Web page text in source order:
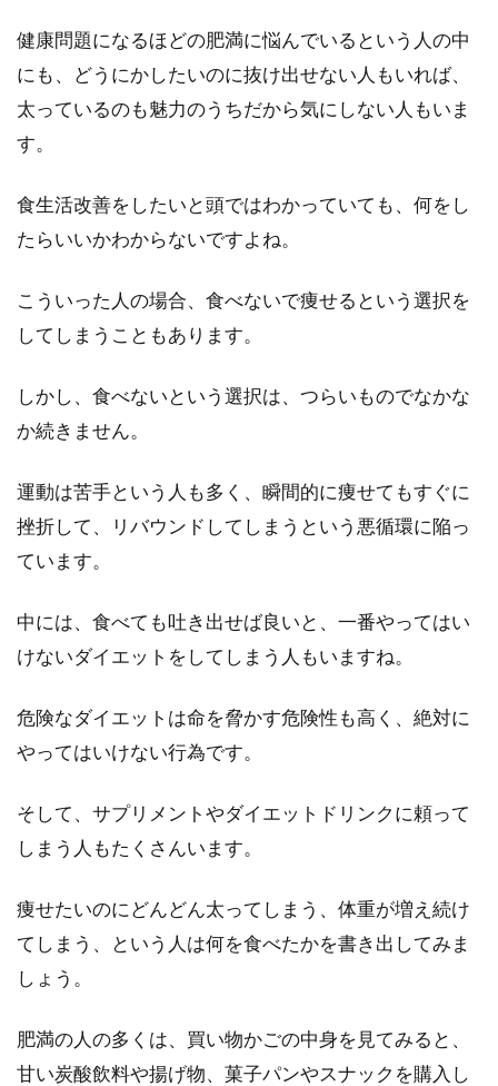
健康問題になるほどの肥満に悩んでいるという人の中
にも、どうにかしたいのに抜け出せない人もいれば、
太っているのも魅力のうちだから気にしない人もいま
す。
食生活改善をしたいと頭ではわかっていても、何をし
たらいいかわからないですよね。
こういった人の場合、食べないで痩せるという選択を
してしまうこともあります。
しかし、食べないという選択は、つらいものでなかな
か続きません。
運動は苦手という人も多く、瞬間的に痩せてもすぐに
挫折して、リバウンドしてしまうという悪循環に陥っ
ています。
中には、食べても吐き出せば良いと、一番やってはい
けないダイエットをしてしまう人もいますね。
危険なダイエットは命を脅かす危険性も高く、絶対に
やってはいけない行為です。
そして、サプリメントやダイエットドリンクに頼って
しまう人もたくさんいます。
痩せたいのにどんどん太ってしまう、体重が増え続け
てしまう、という人は何を食べたかを書き出してみま
しょう。
肥満の人の多くは、買い物かごの中身を見てみると、
甘い炭酸飲料や揚げ物、菓子パンやスナックを購入し